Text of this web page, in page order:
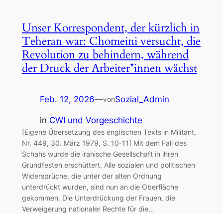
Unser Korrespondent, der kürzlich in
Teheran war: Chomeini versucht, die
Revolution zu behindern, während
der Druck der Arbeiter*innen wächst
Feb. 12, 2026—vonSozial_Admin
in CWI und Vorgeschichte
[Eigene Übersetzung des englischen Texts in Militant,
Nr. 449, 30. März 1979, S. 10-11] Mit dem Fall des
Schahs wurde die iranische Gesellschaft in ihren
Grundfesten erschüttert. Alle sozialen und politischen
Widersprüche, die unter der alten Ordnung
unterdrückt wurden, sind nun an die Oberfläche
gekommen. Die Unterdrückung der Frauen, die
Verweigerung nationaler Rechte für die…